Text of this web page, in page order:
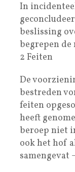
In
beslissing
begrepen de
2 Feiten
De
bestreden
feiten
heeft
beroep niet
ook het hof
samengevat